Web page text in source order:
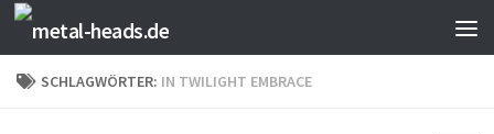
Zum Inhalt springen
SCHLAGWÖRTER: IN TWILIGHT EMBRACE